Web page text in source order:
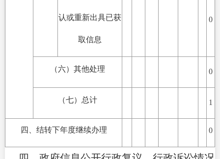
认或重新出具已获
取信息
0
（六）其他处理 0
（七）总计 1
四、结转下年度继续办理 0